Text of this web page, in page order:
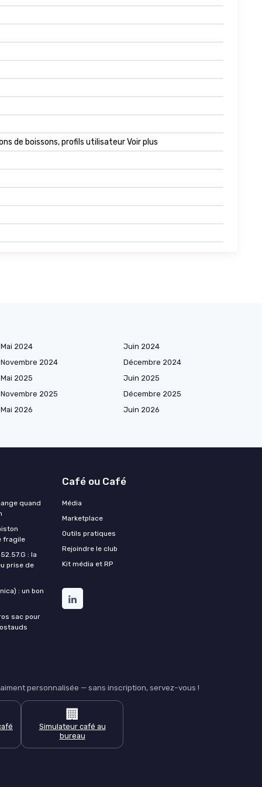
de boissons, profils utilisateur Voir plus
Mai 2024
Juin 2024
Novembre 2024
Décembre 2024
Mai 2025
Juin 2025
Novembre 2025
Décembre 2025
Mai 2026
Juin 2026
quand
fragile
: la
prise de
: un bon
sac pour
Café ou Café
Média
Marketplace
Outils pratiques
Rejoindre le club
Kit média et RP
personnalisée — sans inscription, servez-vous !
🏢
Simulateur café au
bureau